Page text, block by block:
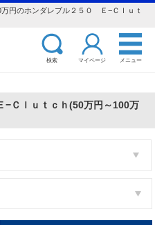
円のホンダレブル２５０ Ｅ−Ｃｌｕｔ
検索 マイページ メニュー
Ｃｌｕｔｃｈ(50万円～100万